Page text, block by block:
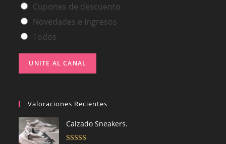
Cupones de descuento
Novedades e Ingresos
Todos
UNITE AL CANAL
Valoraciones Recientes
Calzado Sneakers.